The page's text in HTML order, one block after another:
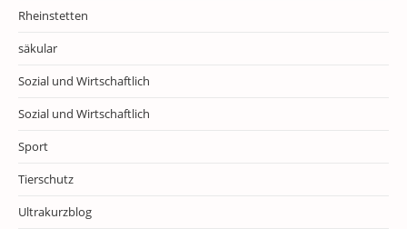
Rheinstetten
säkular
Sozial und Wirtschaftlich
Sozial und Wirtschaftlich
Sport
Tierschutz
Ultrakurzblog